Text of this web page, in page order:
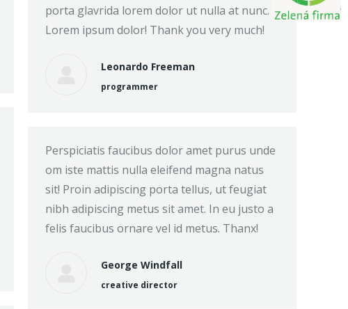
porta glavrida lorem dolor ut nulla at nunc.
Lorem ipsum dolor! Thank you very much!
Leonardo Freeman
programmer
Perspiciatis faucibus dolor amet purus unde
om iste mattis nulla eleifend magna natus
sit! Proin adipiscing porta tellus, ut feugiat
nibh adipiscing metus sit amet. In eu justo a
felis faucibus ornare vel id metus. Thanx!
George Windfall
creative director